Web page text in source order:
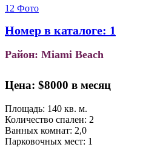
12 Фото
Номер в каталоге: 1
Район: Miami Beach
Цена: $8000 в месяц
Площадь: 140 кв. м.
Количество спален: 2
Ванных комнат: 2,0
Парковочных мест: 1